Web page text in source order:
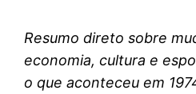
Resumo direto sobre
economia, cultura e
o que aconteceu em